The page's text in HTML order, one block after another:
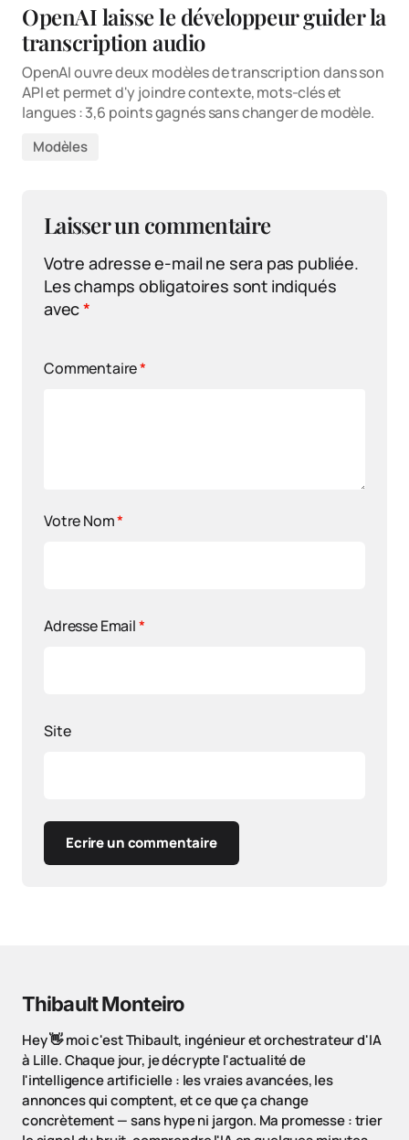
OpenAI laisse le développeur guider la
transcription audio
OpenAI ouvre deux modèles de transcription dans son
API et permet d'y joindre contexte, mots-clés et
langues : 3,6 points gagnés sans changer de modèle.
Modèles
Laisser un commentaire
Votre adresse e-mail ne sera pas publiée.
Les champs obligatoires sont indiqués
avec*
Commentaire*
Votre Nom*
Adresse Email*
Site
Ecrire un commentaire
Thibault Monteiro
Hey 👋 moi c'est Thibault, ingénieur et orchestrateur d'IA
à Lille. Chaque jour, je décrypte l'actualité de
l'intelligence artificielle : les vraies avancées, les
annonces qui comptent, et ce que ça change
concrètement — sans hype ni jargon. Ma promesse : trier